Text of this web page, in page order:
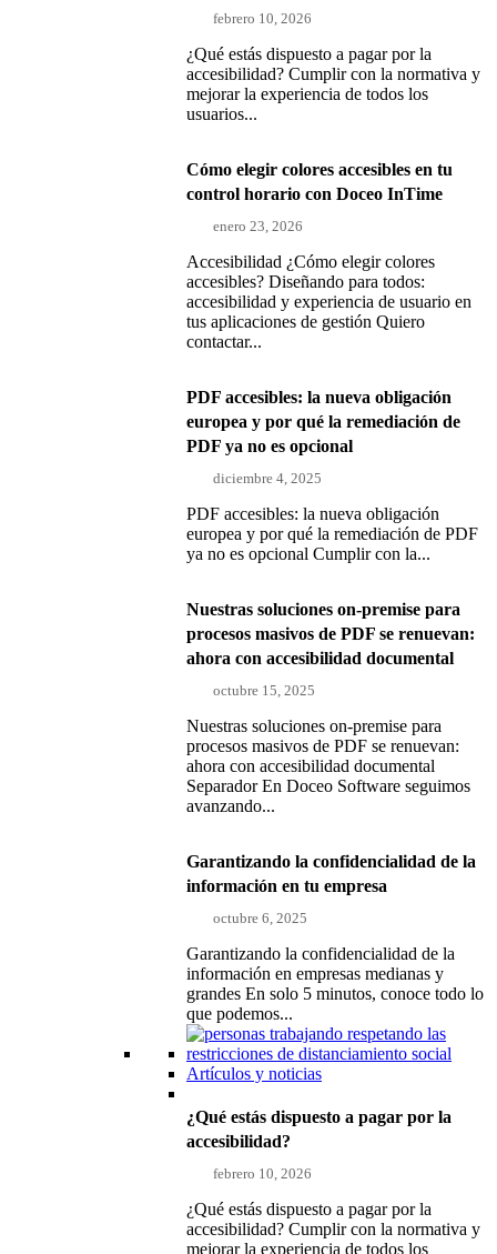
febrero 10, 2026
¿Qué estás dispuesto a pagar por la
accesibilidad? Cumplir con la normativa y
mejorar la experiencia de todos los
usuarios...
Cómo elegir colores accesibles en tu
control horario con Doceo InTime
enero 23, 2026
Accesibilidad ¿Cómo elegir colores
accesibles? Diseñando para todos:
accesibilidad y experiencia de usuario en
tus aplicaciones de gestión Quiero
contactar...
PDF accesibles: la nueva obligación
europea y por qué la remediación de
PDF ya no es opcional
diciembre 4, 2025
PDF accesibles: la nueva obligación
europea y por qué la remediación de PDF
ya no es opcional Cumplir con la...
Nuestras soluciones on-premise para
procesos masivos de PDF se renuevan:
ahora con accesibilidad documental
octubre 15, 2025
Nuestras soluciones on-premise para
procesos masivos de PDF se renuevan:
ahora con accesibilidad documental
Separador En Doceo Software seguimos
avanzando...
Garantizando la confidencialidad de la
información en tu empresa
octubre 6, 2025
Garantizando la confidencialidad de la
información en empresas medianas y
grandes En solo 5 minutos, conoce todo lo
que podemos...
Artículos y noticias
¿Qué estás dispuesto a pagar por la
accesibilidad?
febrero 10, 2026
¿Qué estás dispuesto a pagar por la
accesibilidad? Cumplir con la normativa y
mejorar la experiencia de todos los